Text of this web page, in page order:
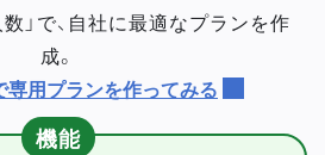
数」で、自社に最適なプランを作
成。
専用プランを作ってみる
機能